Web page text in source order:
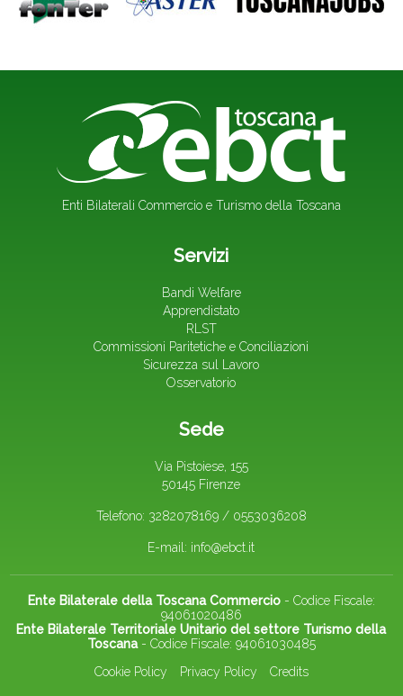
Enti Bilaterali Commercio e Turismo della Toscana
Servizi
Bandi Welfare
Apprendistato
RLST
Commissioni Paritetiche e Conciliazioni
Sicurezza sul Lavoro
Osservatorio
Sede
Via Pistoiese, 155
50145 Firenze
Telefono: 3282078169 / 0553036208
E-mail: info@ebct.it
Ente Bilaterale della Toscana Commercio- Codice Fiscale:
94061020486
Ente Bilaterale Territoriale Unitario del settore Turismo della
Toscana- Codice Fiscale: 94061030485
Cookie Policy
Privacy Policy Credits